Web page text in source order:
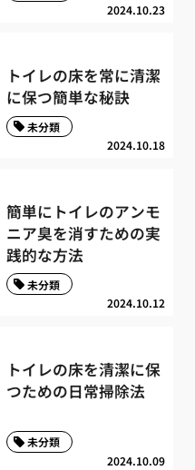
2024.10.23
トイレの床を常に清潔
に保つ簡単な秘訣
2024.10.18
未分類
簡単にトイレのアンモ
ニア臭を消すための実
践的な方法
2024.10.12
未分類
トイレの床を清潔に保
つための日常掃除法
2024.10.09
未分類